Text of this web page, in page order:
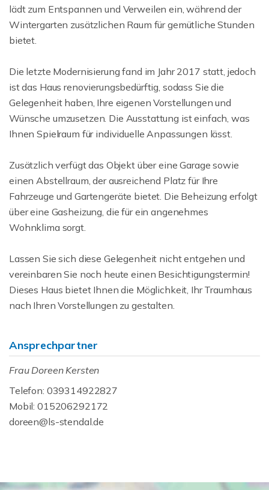
lädt zum Entspannen und Verweilen ein, während der
Wintergarten zusätzlichen Raum für gemütliche Stunden
bietet.
Die letzte Modernisierung fand im Jahr 2017 statt, jedoch
ist das Haus renovierungsbedürftig, sodass Sie die
Gelegenheit haben, Ihre eigenen Vorstellungen und
Wünsche umzusetzen. Die Ausstattung ist einfach, was
Ihnen Spielraum für individuelle Anpassungen lässt.
Zusätzlich verfügt das Objekt über eine Garage sowie
einen Abstellraum, der ausreichend Platz für Ihre
Fahrzeuge und Gartengeräte bietet. Die Beheizung erfolgt
über eine Gasheizung, die für ein angenehmes
Wohnklima sorgt.
Lassen Sie sich diese Gelegenheit nicht entgehen und
vereinbaren Sie noch heute einen Besichtigungstermin!
Dieses Haus bietet Ihnen die Möglichkeit, Ihr Traumhaus
nach Ihren Vorstellungen zu gestalten.
Ansprechpartner
Frau Doreen Kersten
Telefon: 039314922827
Mobil: 015206292172
doreen@ls-stendal.de